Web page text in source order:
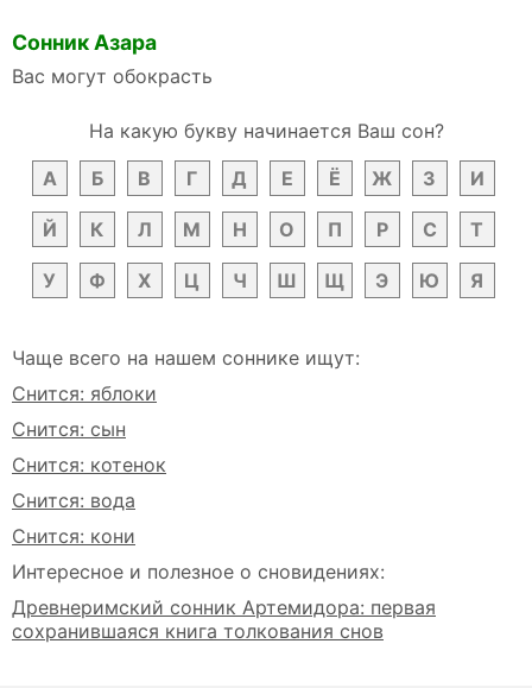
Сонник Азара
Вас могут обокрасть
На какую букву начинается Ваш сон?
А
Б В Г Д Е Ё Ж З И
Й К Л М Н О П Р С Т
У Ф Х Ц Ч Ш Щ Э Ю Я
Чаще всего на нашем соннике ищут:
Снится: яблоки
Снится: сын
Снится: котенок
Снится: вода
Снится: кони
Интересное и полезное о сновидениях:
Древнеримский сонник Артемидора: первая
сохранившаяся книга толкования снов